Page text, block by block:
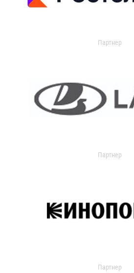
Партнер
Партнер
Партнер